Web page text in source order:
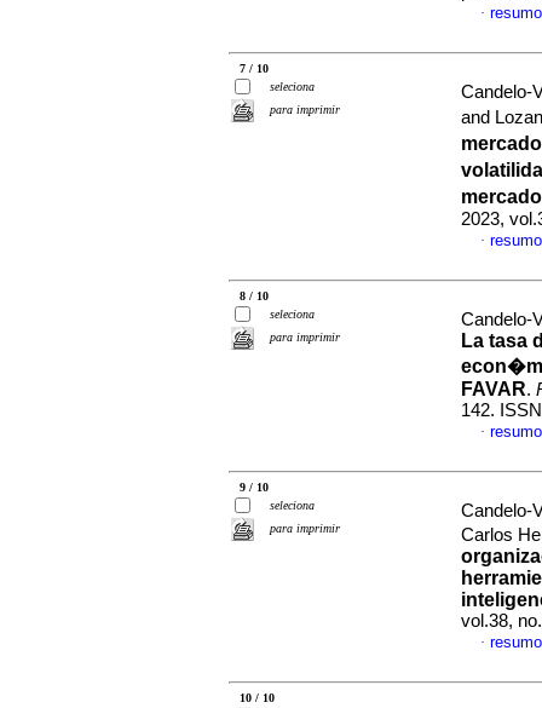
·
7 / 10
seleciona
para imprimir
Candelo-
and
2023,
·
8 / 10
seleciona
para imprimir
Candelo-
La tasa
FAVAR.
142.
·
9 / 10
seleciona
para imprimir
Candelo-
Carlos
vol.38,
·
10 / 10